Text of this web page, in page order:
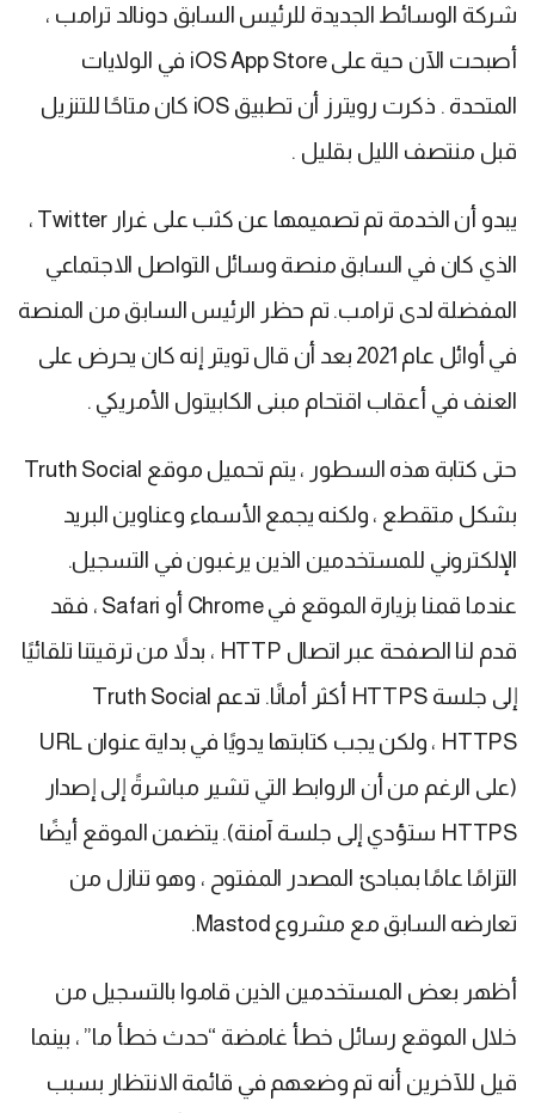
شركة الوسائط الجديدة للرئيس السابق دونالد ترامب ،
أصبحت الآن حية على iOS App Store في الولايات
المتحدة . ذكرت رويترز أن تطبيق iOS كان متاحًا للتنزيل
قبل منتصف الليل بقليل .
يبدو أن الخدمة تم تصميمها عن كثب على غرار Twitter ،
الذي كان في السابق منصة وسائل التواصل الاجتماعي
المفضلة لدى ترامب. تم حظر الرئيس السابق من المنصة
في أوائل عام 2021 بعد أن قال تويتر إنه كان يحرض على
العنف في أعقاب اقتحام مبنى الكابيتول الأمريكي .
حتى كتابة هذه السطور ، يتم تحميل موقع Truth Social
بشكل متقطع ، ولكنه يجمع الأسماء وعناوين البريد
الإلكتروني للمستخدمين الذين يرغبون في التسجيل.
عندما قمنا بزيارة الموقع في Chrome أو Safari ، فقد
قدم لنا الصفحة عبر اتصال HTTP ، بدلاً من ترقيتنا تلقائيًا
إلى جلسة HTTPS أكثر أمانًا. تدعم Truth Social
HTTPS ، ولكن يجب كتابتها يدويًا في بداية عنوان URL
(على الرغم من أن الروابط التي تشير مباشرةً إلى إصدار
HTTPS ستؤدي إلى جلسة آمنة). يتضمن الموقع أيضًا
التزامًا عامًا بمبادئ المصدر المفتوح ، وهو تنازل من
تعارضه السابق مع مشروع Mastod.
أظهر بعض المستخدمين الذين قاموا بالتسجيل من
خلال الموقع رسائل خطأ غامضة “حدث خطأ ما” ، بينما
قيل للآخرين أنه تم وضعهم في قائمة الانتظار بسبب